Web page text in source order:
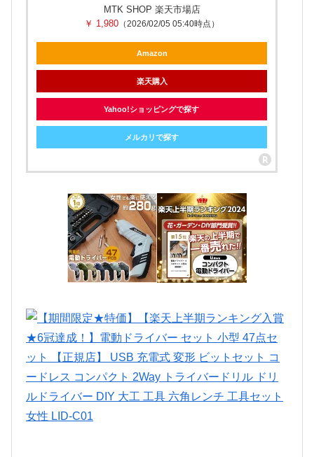
MTK SHOP 楽天市場店
￥ 1,980 （2026/02/05 05:40時点）
Amazon
楽天購入
Yahoo!ショッピングで探す
メルカリで探す